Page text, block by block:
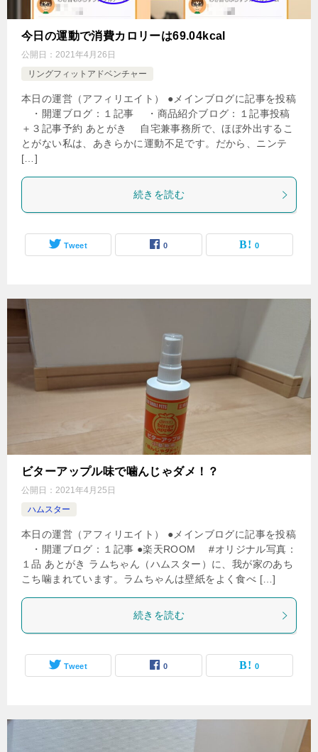
今日の運動で消費カロリーは69.04kcal
公開日： 2021年4月26日
リングフィットアドベンチャー
本日の運営（アフィリエイト） ●メインブログに記事を投稿
・開運ブログ：１記事 ・商品紹介ブログ：１記事投稿
＋３記事予約 あとがき 自宅兼事務所で、ほぼ外出するこ
とがない私は、あきらかに運動不足です。だから、ニンテ
[…]
続きを読む
Tweet 0 0
ビターアップル味で噛んじゃダメ！？
公開日： 2021年4月25日
ハムスター
本日の運営（アフィリエイト） ●メインブログに記事を投稿
・開運ブログ：１記事 ●楽天ROOM #オリジナル写真：
１品 あとがき ラムちゃん（ハムスター）に、我が家のあち
こち噛まれています。ラムちゃんは壁紙をよく食べ […]
続きを読む
Tweet 0 0